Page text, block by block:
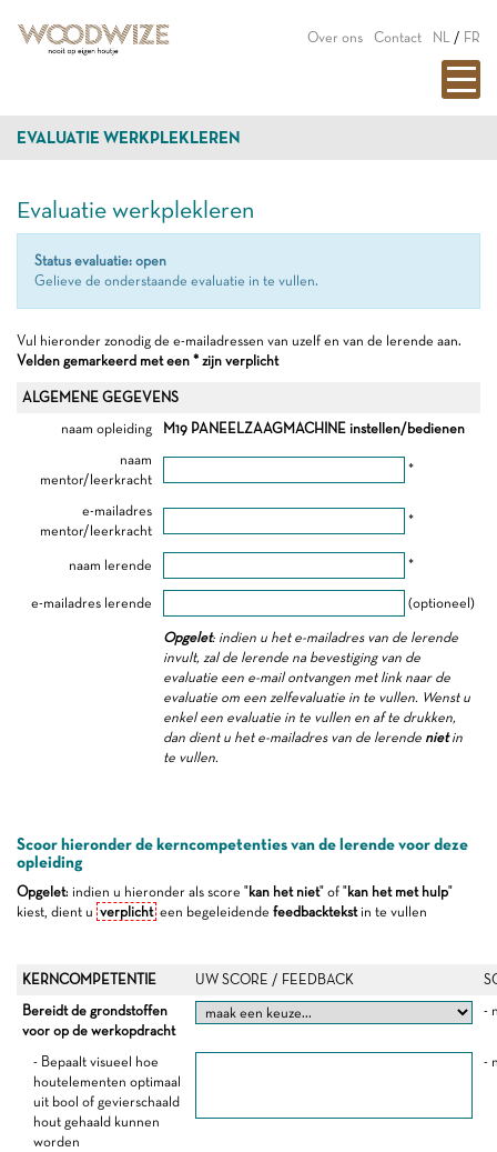
Over ons Contact NL / FR
EVALUATIE WERKPLEKLEREN
Evaluatie werkplekleren
Status evaluatie: open
Gelieve de onderstaande evaluatie in te vullen.
Vul hieronder zonodig de e-mailadressen van uzelf en van de lerende aan.
Velden gemarkeerd met een * zijn verplicht
ALGEMENE GEGEVENS
naam opleiding
M19 PANEELZAAGMACHINE instellen/bedienen
naam
mentor/leerkracht
*
e-mailadres
mentor/leerkracht
*
naam lerende *
e-mailadres lerende (optioneel)
Opgelet: indien u het e-mailadres van de lerende
invult, zal de lerende na bevestiging van de
evaluatie een e-mail ontvangen met link naar de
evaluatie om een zelfevaluatie in te vullen. Wenst u
enkel een evaluatie in te vullen en af te drukken,
dan dient u het e-mailadres van de lerende nietin
te vullen.
Scoor hieronder de kerncompetenties van de lerende voor deze
opleiding
Opgelet: indien u hieronder als score "kan het niet" of "kan het met hulp"
kiest, dient u verplicht een begeleidende feedbacktekstin te vullen
KERNCOMPETENTIE UW SCORE / FEEDBACK
Bereidt de grondstoffen
voor op de werkopdracht
-
- Bepaalt visueel hoe
houtelementen optimaal
uit bool of gevierschaald
hout gehaald kunnen
worden
-